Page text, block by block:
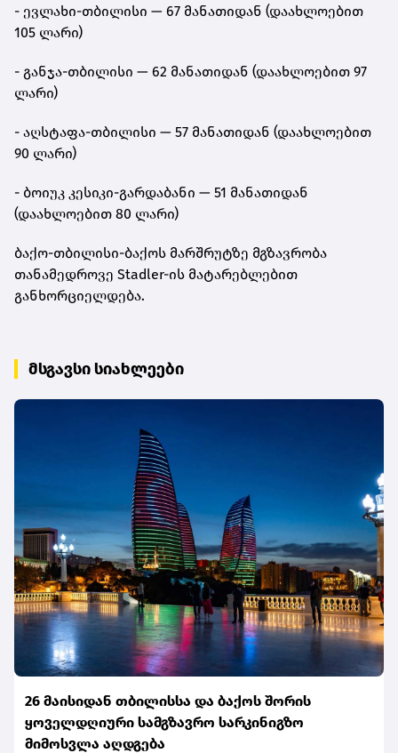
- ევლახი-თბილისი — 67 მანათიდან (დაახლოებით
105 ლარი)
- განჯა-თბილისი — 62 მანათიდან (დაახლოებით 97
ლარი)
- აღსტაფა-თბილისი — 57 მანათიდან (დაახლოებით
90 ლარი)
- ბოიუკ კესიკი-გარდაბანი — 51 მანათიდან
(დაახლოებით 80 ლარი)
ბაქო-თბილისი-ბაქოს მარშრუტზე მგზავრობა
თანამედროვე Stadler-ის მატარებლებით
განხორციელდება.
მსგავსი სიახლეები
26 მაისიდან თბილისსა და ბაქოს შორის
ყოველდღიური სამგზავრო სარკინიგზო
მიმოსვლა აღდგება